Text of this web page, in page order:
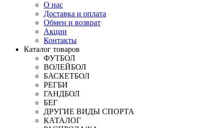
О нас
Доставка и оплата
Обмен и возврат
Акции
Контакты
Каталог товаров
ФУТБОЛ
ВОЛЕЙБОЛ
БАСКЕТБОЛ
РЕГБИ
ГАНДБОЛ
БЕГ
ДРУГИЕ ВИДЫ СПОРТА
КАТАЛОГ